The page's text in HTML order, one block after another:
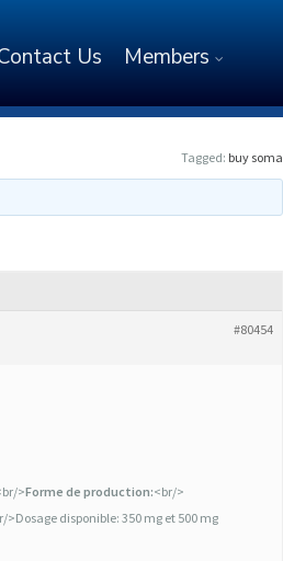
Us Members
Tagged: buy soma
#80454
>Forme de production:<br/>
disponible: 350 mg et 500 mg